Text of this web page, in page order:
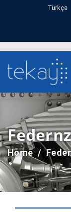
Türkçe
Home